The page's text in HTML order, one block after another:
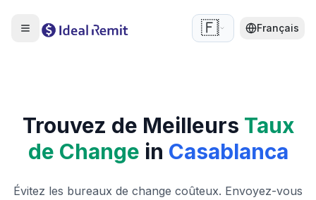
🇫🇷 Français
Trouvez de Meilleurs Taux
de Change in Casablanca
Évitez les bureaux de change coûteux. Envoyez-vous